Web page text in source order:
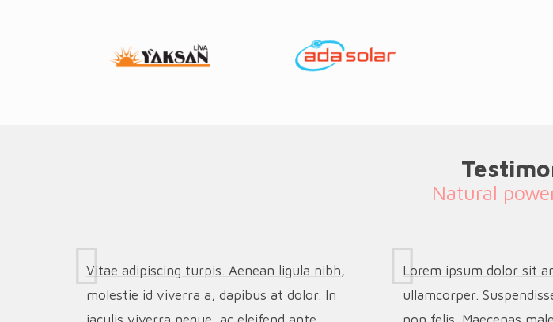
Natural
Vitae adipiscing turpis. Aenean ligula nibh,
molestie id viverra a, dapibus at dolor. In
Lorem ipsum dolor sit
ullamcorper.